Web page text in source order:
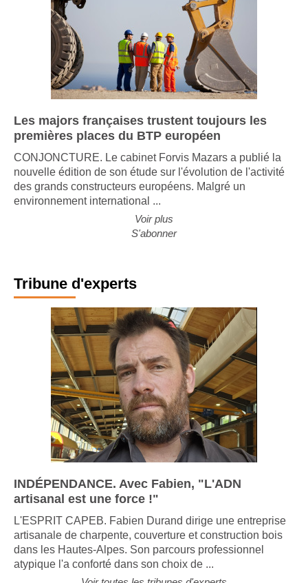
Les majors françaises trustent toujours les
premières places du BTP européen
CONJONCTURE. Le cabinet Forvis Mazars a publié la
nouvelle édition de son étude sur l'évolution de l'activité
des grands constructeurs européens. Malgré un
Voir plus
Tribune d'experts
INDÉPENDANCE. Avec Fabien, "L'ADN
L'ESPRIT CAPEB. Fabien Durand dirige une entreprise
artisanale de charpente, couverture et construction bois
dans les Hautes-Alpes. Son parcours professionnel